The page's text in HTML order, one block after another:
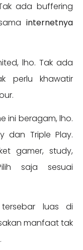
ada buffering
internetnya
lho. Tak ada
perlu khawatir
ini beragam, lho.
dan Triple Play.
gamer, study,
saja sesuai
luas di
manfaat tak